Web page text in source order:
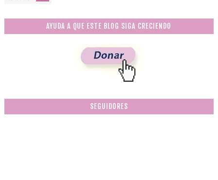
AYUDA A QUE ESTE BLOG SIGA CRECIENDO
SEGUIDORES